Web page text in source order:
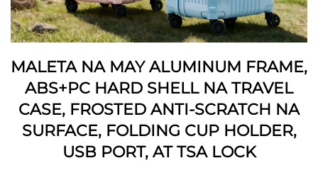
MALETA NA MAY ALUMINUM FRAME,
ABS+PC HARD SHELL NA TRAVEL
CASE, FROSTED ANTI-SCRATCH NA
SURFACE, FOLDING CUP HOLDER,
USB PORT, AT TSA LOCK